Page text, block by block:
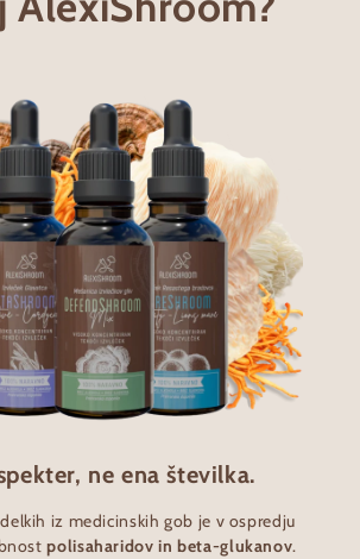
ne ena številka.
iz medicinskih gob je v ospredju
polisaharidov in beta-glukanov.